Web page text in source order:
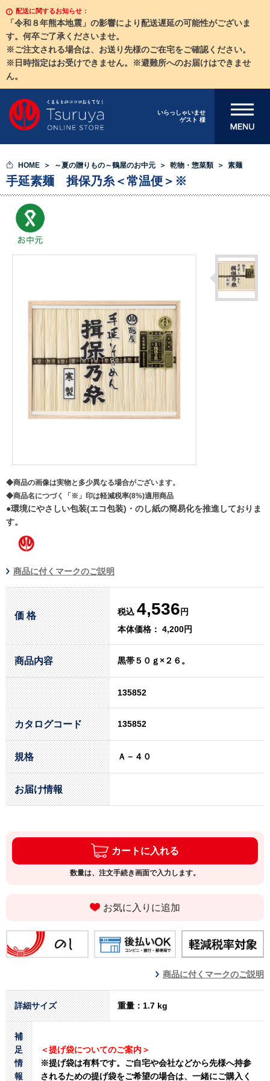
配送に関するお知らせ：
「令和８年熊本地震」の影響により配送遅延の可能性がございま
す。何卒ご了承くださいませ。
※ご注文される場合は、お送り先様のご在宅をご確認ください。
※日時指定はお受けできません。※避難所へのお届けはできませ
ん。
いらっしゃいませ
ゲスト 様
メニューを開
HOME ～夏の贈りもの～鶴屋のお中元 乾物・惣菜類 素麺
手延素麺 揖保乃糸＜常温便＞※
◆商品の画像は実物と多少異なる場合がございます。
◆商品名につづく「※」印は軽減税率(8%)適用商品
●環境にやさしい包装(エコ包装)・のし紙の簡易化を推進しておりま
す。
商品に付くマークのご説明
価 格 税込 4,536 円
本体価格： 4,200円
商品内容 黒帯５０ｇ×２６。
135852
カタログコード 135852
規格 Ａ－４０
お届け情報
カートに入れる
数量は、注文手続き画面で入力します。
お気に入りに追加
商品に付くマークのご説明
詳細サイズ 重量：1.7 kg
補
足
情
報
＜提げ袋についてのご案内＞
※提げ袋は有料です。 ご自宅や会社などから先様へ持参
されるための提げ袋をご希望の場合は、一緒にご購入く